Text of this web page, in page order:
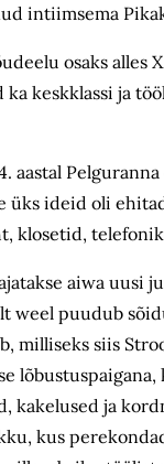
intiimsema
osaks
keskklassi ja
aastal
üks ideid oli
klosetid,
aiwa uusi
puudub
milliseks siis
kakelused ja
kus